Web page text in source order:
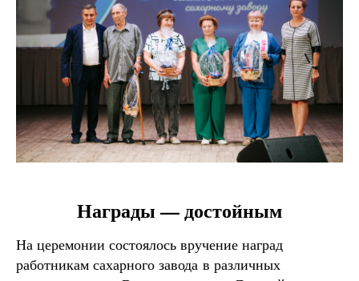
Награды — достойным
На церемонии состоялось вручение наград
работникам сахарного завода в различных